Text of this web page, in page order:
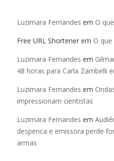
Luzimara Fernandes em O
Free URL Shortener em O
Luzimara Fernandes em
48 horas para Carla Zambelli
Luzimara Fernandes em
impressionam cientistas
Luzimara Fernandes em
despenca e emissora perde
armas